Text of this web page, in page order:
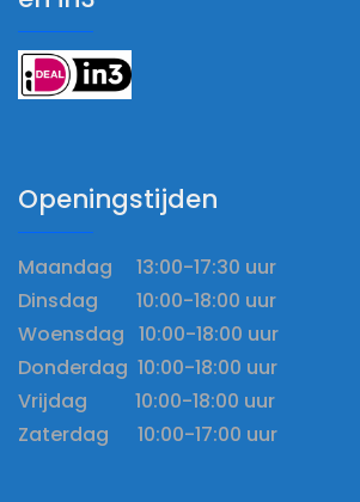
Openingstijden
Maandag 13:00-17:30 uur
Dinsdag 10:00-18:00 uur
Woensdag 10:00-18:00 uur
Donderdag 10:00-18:00 uur
Vrijdag 10:00-18:00 uur
Zaterdag 10:00-17:00 uur